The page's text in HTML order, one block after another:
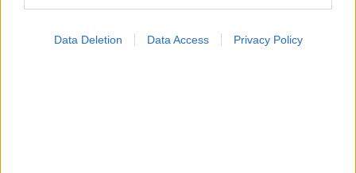
Data Deletion Data Access Privacy Policy